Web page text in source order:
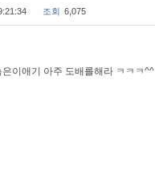
조회 6,075
이애기 아주 도배를해라 ㅋㅋㅋ^^